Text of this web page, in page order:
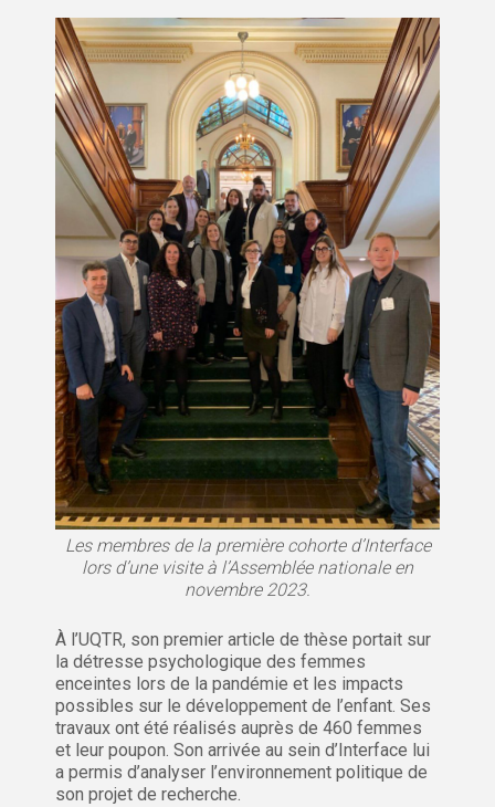
Les membres de la première cohorte d’Interface
lors d’une visite à l’Assemblée nationale en
novembre 2023.
À l’UQTR, son premier article de thèse portait sur
la détresse psychologique des femmes
enceintes lors de la pandémie et les impacts
possibles sur le développement de l’enfant. Ses
travaux ont été réalisés auprès de 460 femmes
et leur poupon. Son arrivée au sein d’Interface lui
a permis d’analyser l’environnement politique de
son projet de recherche.